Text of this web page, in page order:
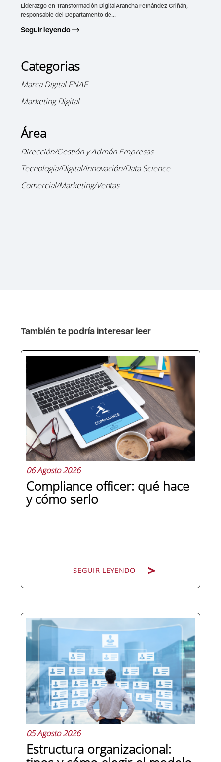
Liderazgo en Transformación DigitalArancha Fernández Griñán,
responsable del Departamento de...
Seguir leyendo
Categorias
Marca Digital ENAE
Marketing Digital
Área
Dirección/Gestión y Admón Empresas
Tecnología/Digital/Innovación/Data Science
Comercial/Marketing/Ventas
También te podría interesar leer
06 Agosto 2026
Compliance officer: qué hace
y cómo serlo
SEGUIR LEYENDO
Pocas figuras han ganado tanto peso
en la estructura corporativa española
en la última década como el
compliance officer. Desde que la
reforma del Código Penal extendió la
responsabilidad penal a las personas
jurídicas, las empresas de cualquier...
05 Agosto 2026
Estructura organizacional: